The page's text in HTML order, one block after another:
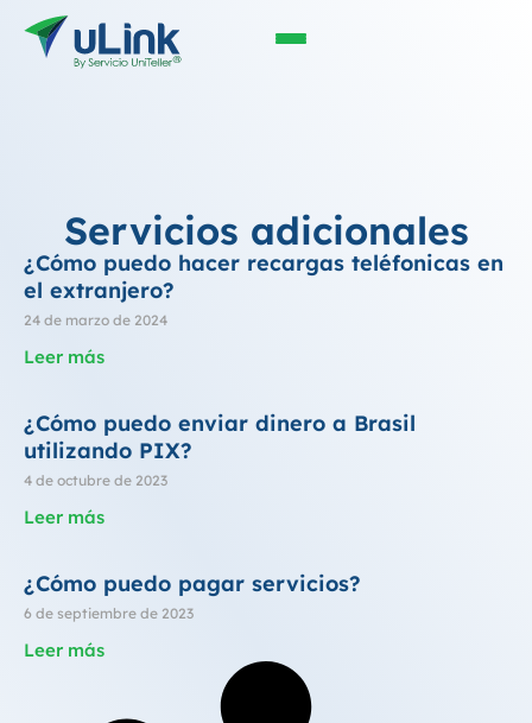
Servicios adicionales
¿Cómo puedo hacer recargas teléfonicas en
el extranjero?
24 de marzo de 2024
Leer más
¿Cómo puedo enviar dinero a Brasil
utilizando PIX?
4 de octubre de 2023
Leer más
¿Cómo puedo pagar servicios?
6 de septiembre de 2023
Leer más